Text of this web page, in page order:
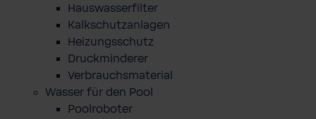
Hauswasserfilter
Kalkschutzanlagen
Heizungsschutz
Druckminderer
Verbrauchsmaterial
Wasser für den Pool
Poolroboter